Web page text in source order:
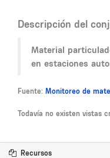
Descripción del
Material
en estaciones
Fuente: Monitoreo de
Todavía no existen vistas
Recursos